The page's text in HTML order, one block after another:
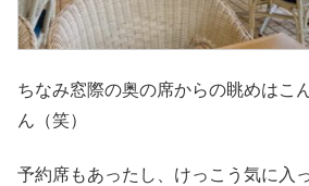
ちなみ窓際の奥の席からの眺めはこ
ん（笑）
予約席もあったし、けっこう気に入